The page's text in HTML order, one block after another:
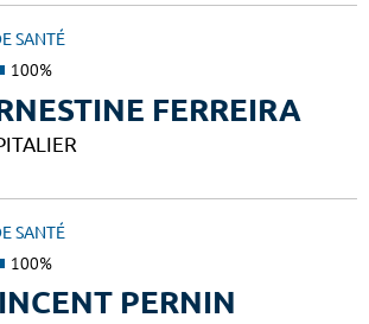
SANTÉ
100%
FERREIRA
SANTÉ
100%
PERNIN